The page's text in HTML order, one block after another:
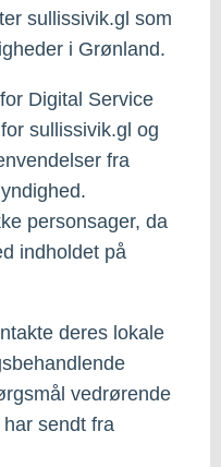
sullissivik.gl som
i Grønland.
Digital Service
sullissivik.gl og
fra
personsager, da
indholdet på
deres lokale
vedrørende
sendt fra